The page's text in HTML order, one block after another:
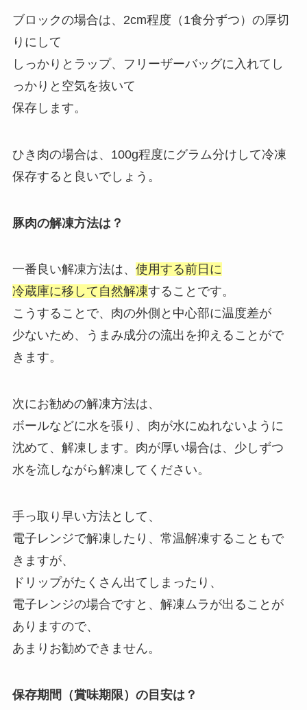
ブロックの場合は、2cm程度（1食分ずつ）の厚切
りにして
しっかりとラップ、フリーザーバッグに入れてし
っかりと空気を抜いて
保存します。
ひき肉の場合は、100g程度にグラム分けして冷凍
保存すると良いでしょう。
豚肉の解凍方法は？
一番良い解凍方法は、 使用する前日に
冷蔵庫に移して自然解凍することです。
こうすることで、肉の外側と中心部に温度差が
少ないため、うまみ成分の流出を抑えることがで
きます。
次にお勧めの解凍方法は、
ボールなどに水を張り、肉が水にぬれないように
沈めて、解凍します。肉が厚い場合は、少しずつ
水を流しながら解凍してください。
手っ取り早い方法として、
電子レンジで解凍したり、常温解凍することもで
きますが、
ドリップがたくさん出てしまったり、
電子レンジの場合ですと、解凍ムラが出ることが
ありますので、
あまりお勧めできません。
保存期間（賞味期限）の目安は？